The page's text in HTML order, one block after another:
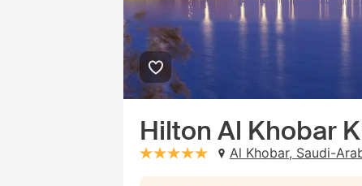
Hilton Al Khobar
stars: 5
Al Khobar, Saudi-